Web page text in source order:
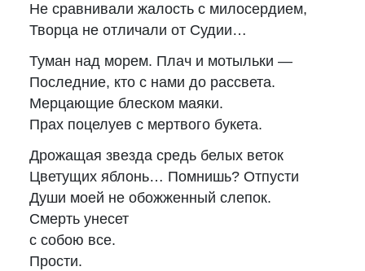
Не сравнивали жалость с милосердием,
Творца не отличали от Судии…
Туман над морем. Плач и мотыльки —
Последние, кто с нами до рассвета.
Мерцающие блеском маяки.
Прах поцелуев с мертвого букета.
Дрожащая звезда средь белых веток
Цветущих яблонь… Помнишь? Отпусти
Души моей не обожженный слепок.
Смерть унесет
с собою все.
Прости.